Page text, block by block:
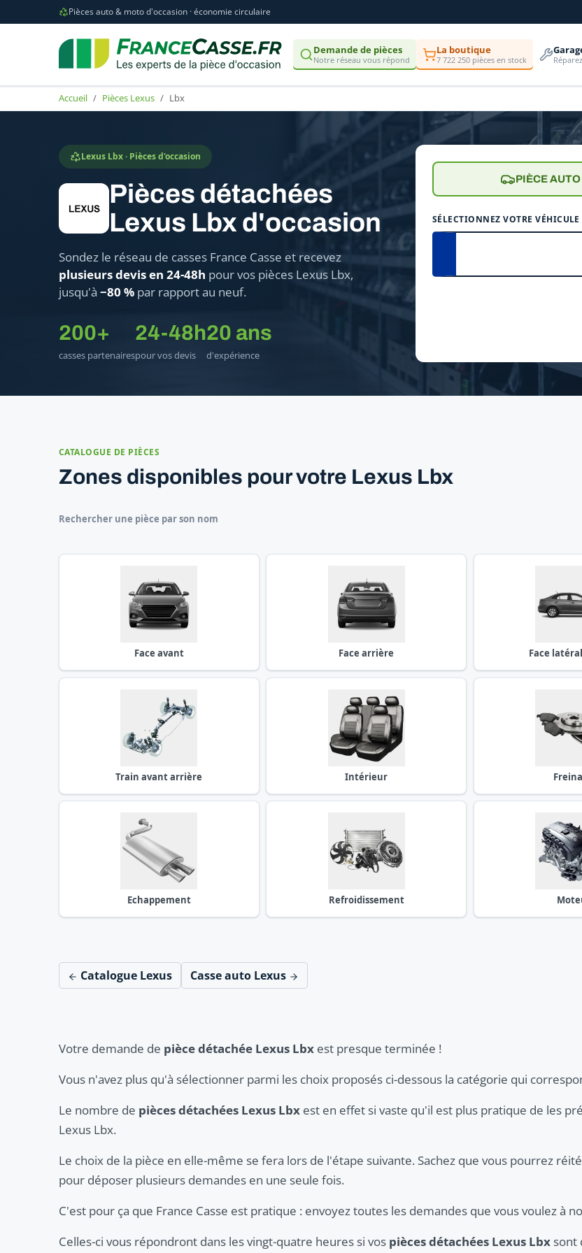
Pièces auto & moto d'occasion · économie circulaire
Demande de pièces
Notre réseau vous répond
La boutique
7 722 250 pièces en stock
Accueil Pièces Lexus Lbx
Lexus Lbx · Pièces d'occasion
Pièces détachées
Lexus Lbx d'occasion
Sondez le réseau de casses France Casse et recevez
plusieurs devis en 24-48h pour vos pièces Lexus Lbx,
jusqu'à −80 % par rapport au neuf.
200+
casses partenaires
24-48h
pour vos devis
20 ans
d'expérience
PIÈCE AUTO
SÉLECTIONNEZ VOTRE VÉHICULE
CATALOGUE DE PIÈCES
Zones disponibles pour votre Lexus Lbx
Rechercher une pièce par son nom
Face avant Face arrière Face
Train avant arrière Intérieur
Echappement Refroidissement
Catalogue Lexus Casse auto Lexus
Votre demande de pièce détachée Lexus Lbx est presque terminée !
Vous n'avez plus qu'à sélectionner parmi les choix proposés ci-dessous la catégorie qui
Le nombre de pièces détachées Lexus Lbx est en effet si vaste qu'il est plus pratique de les
Lexus Lbx.
Le choix de la pièce en elle-même se fera lors de l'étape suivante. Sachez que vous pourrez
pour déposer plusieurs demandes en une seule fois.
C'est pour ça que France Casse est pratique : envoyez toutes les demandes que vous voulez à
Celles-ci vous répondront dans les vingt-quatre heures si vos pièces détachées Lexus Lbx sont